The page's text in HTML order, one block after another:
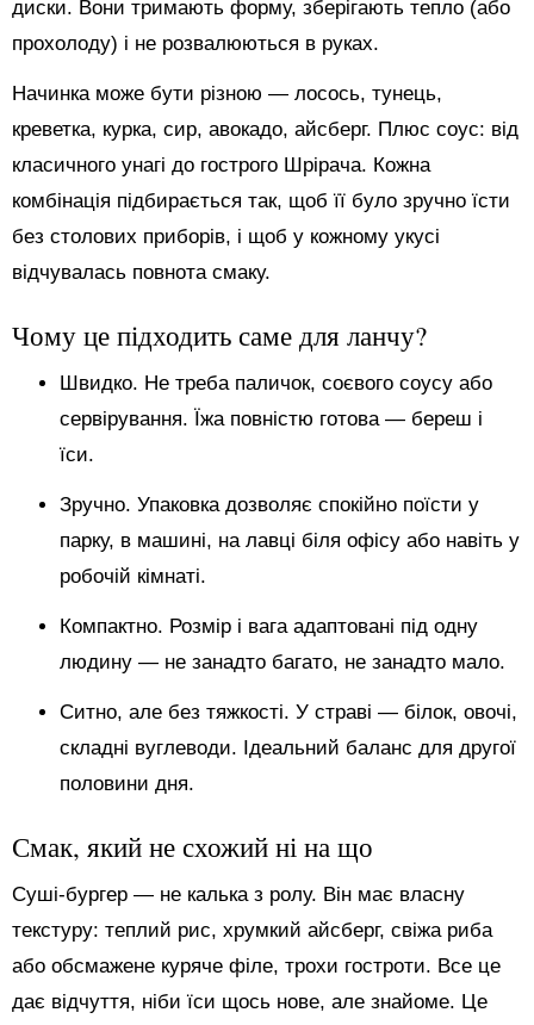
диски. Вони тримають форму, зберігають тепло (або
прохолоду) і не розвалюються в руках.
Начинка може бути різною — лосось, тунець,
креветка, курка, сир, авокадо, айсберг. Плюс соус: від
класичного унагі до гострого Шрірача. Кожна
комбінація підбирається так, щоб її було зручно їсти
без столових приборів, і щоб у кожному укусі
відчувалась повнота смаку.
Чому це підходить саме для ланчу?
Швидко. Не треба паличок, соєвого соусу або
сервірування. Їжа повністю готова — береш і
їси.
Зручно. Упаковка дозволяє спокійно поїсти у
парку, в машині, на лавці біля офісу або навіть у
робочій кімнаті.
Компактно. Розмір і вага адаптовані під одну
людину — не занадто багато, не занадто мало.
Ситно, але без тяжкості. У страві — білок, овочі,
складні вуглеводи. Ідеальний баланс для другої
половини дня.
Смак, який не схожий ні на що
Суші-бургер — не калька з ролу. Він має власну
текстуру: теплий рис, хрумкий айсберг, свіжа риба
або обсмажене куряче філе, трохи гостроти. Все це
дає відчуття, ніби їси щось нове, але знайоме. Це